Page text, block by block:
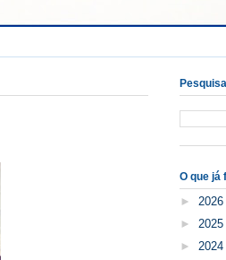
O que já
► 2026
► 2025
► 2024